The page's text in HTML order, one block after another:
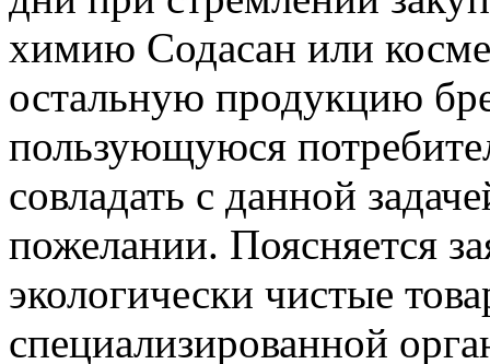
химию Содасан или
остальную продукцию
пользующуюся
совладать с данной
пожелании. Поясняется
экологически чистые
специализированной